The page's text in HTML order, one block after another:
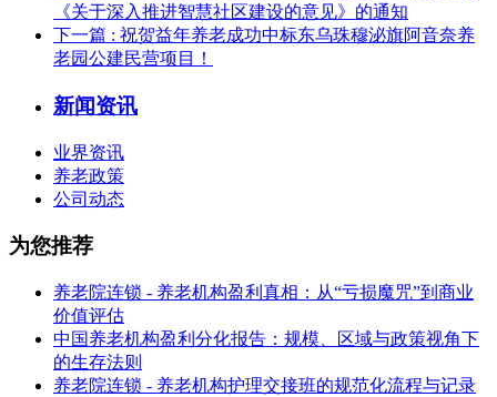
《关于深入推进智慧社区建设的意见》的通知
下一篇 : 祝贺益年养老成功中标东乌珠穆泌旗阿音奈养
老园公建民营项目！
新闻资讯
业界资讯
养老政策
公司动态
为您推荐
养老院连锁 - 养老机构盈利真相：从“亏损魔咒”到商业
价值评估
中国养老机构盈利分化报告：规模、区域与政策视角下
的生存法则
养老院连锁 - 养老机构护理交接班的规范化流程与记录